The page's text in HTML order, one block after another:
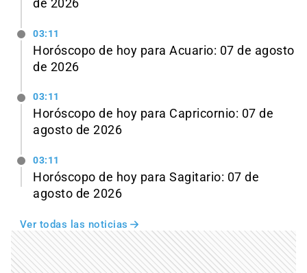
de 2026
03:11
Horóscopo de hoy para Acuario: 07 de agosto
de 2026
03:11
Horóscopo de hoy para Capricornio: 07 de
agosto de 2026
03:11
Horóscopo de hoy para Sagitario: 07 de
agosto de 2026
Ver todas las noticias